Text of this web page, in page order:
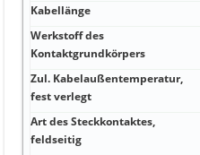
Kabellänge
Werkstoff des
Kontaktgrundkörpers
Zul. Kabelaußentemperatur,
fest verlegt
Art des Steckkontaktes,
feldseitig